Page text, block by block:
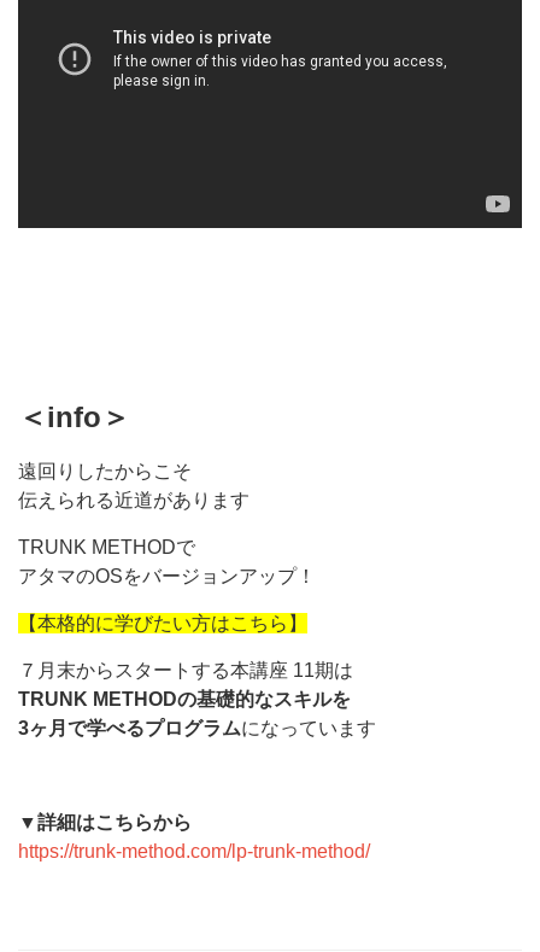
＜info＞
遠回りしたからこそ
伝えられる近道があります
TRUNK METHODで
アタマのOSをバージョンアップ！
【本格的に学びたい方はこちら】
７月末からスタートする本講座 11期は
TRUNK METHODの基礎的なスキルを
3ヶ月で学べるプログラムになっています
▼詳細はこちらから
https://trunk-method.com/lp-trunk-method/